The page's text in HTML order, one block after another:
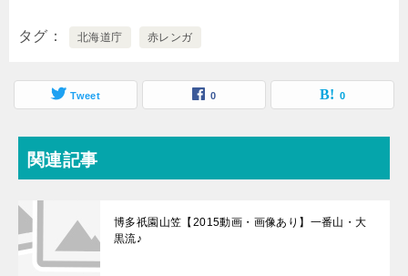
タグ 北海道庁 赤レンガ
Tweet 0 0
関連記事
博多祇園山笠【2015動画・画像あり】一番山・大
黒流♪